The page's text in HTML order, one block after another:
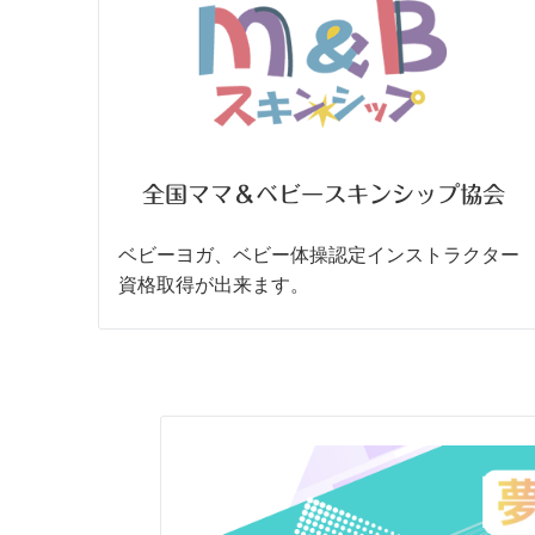
全国ママ＆ベビースキンシップ協会
ベビーヨガ、ベビー体操認定インストラクター
資格取得が出来ます。